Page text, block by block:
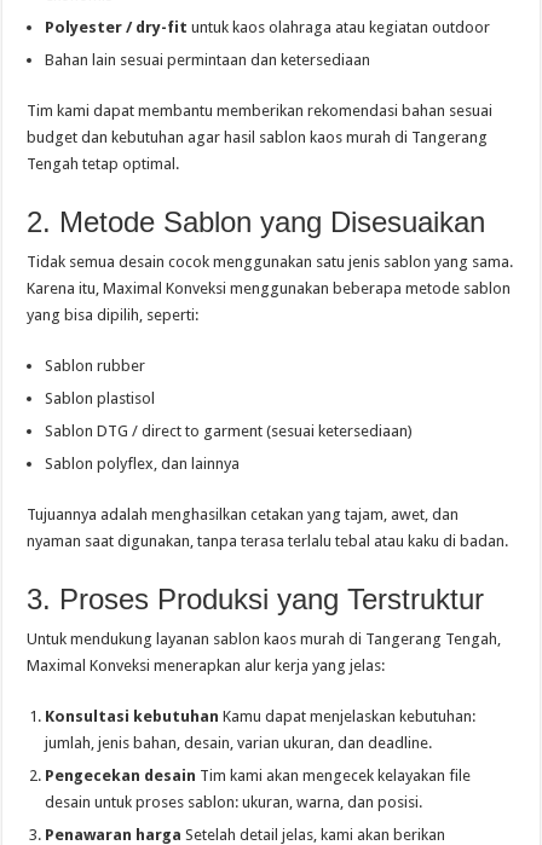
Polyester / dry-fit untuk kaos olahraga atau kegiatan outdoor
Bahan lain sesuai permintaan dan ketersediaan
Tim kami dapat membantu memberikan rekomendasi bahan sesuai
budget dan kebutuhan agar hasil sablon kaos murah di Tangerang
Tengah tetap optimal.
2. Metode Sablon yang Disesuaikan
Tidak semua desain cocok menggunakan satu jenis sablon yang sama.
Karena itu, Maximal Konveksi menggunakan beberapa metode sablon
yang bisa dipilih, seperti:
Sablon rubber
Sablon plastisol
Sablon DTG / direct to garment (sesuai ketersediaan)
Sablon polyflex, dan lainnya
Tujuannya adalah menghasilkan cetakan yang tajam, awet, dan
nyaman saat digunakan, tanpa terasa terlalu tebal atau kaku di badan.
3. Proses Produksi yang Terstruktur
Untuk mendukung layanan sablon kaos murah di Tangerang Tengah,
Maximal Konveksi menerapkan alur kerja yang jelas:
Konsultasi kebutuhan Kamu dapat menjelaskan kebutuhan:
jumlah, jenis bahan, desain, varian ukuran, dan deadline.
Pengecekan desain Tim kami akan mengecek kelayakan file
desain untuk proses sablon: ukuran, warna, dan posisi.
Penawaran harga Setelah detail jelas, kami akan berikan